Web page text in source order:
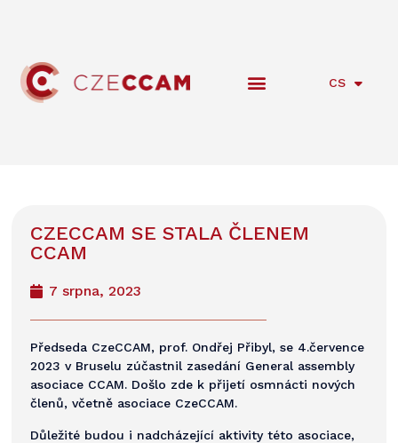
CS
EN
CZECCAM SE STALA ČLENEM
CCAM
7 srpna, 2023
Předseda CzeCCAM, prof. Ondřej Přibyl, se 4.července
2023 v Bruselu zúčastnil zasedání General assembly
asociace CCAM. Došlo zde k přijetí osmnácti nových
členů, včetně asociace CzeCCAM.
Důležité budou i nadcházející aktivity této asociace,